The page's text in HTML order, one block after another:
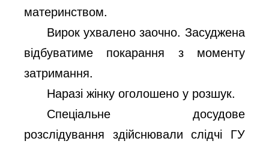
материнством.
Вирок ухвалено заочно. Засуджена
відбуватиме покарання з моменту
затримання.
Наразі жінку оголошено у розшук.
Спеціальне досудове
розслідування здійснювали слідчі ГУ